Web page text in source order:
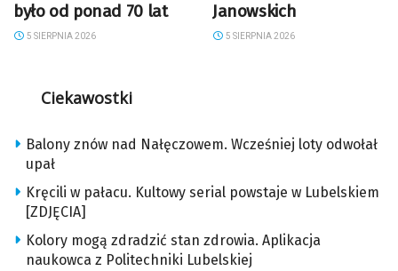
było od ponad 70 lat
5 SIERPNIA 2026
Janowskich
5 SIERPNIA 2026
Ciekawostki
Balony znów nad Nałęczowem. Wcześniej loty odwołał
upał
Kręcili w pałacu. Kultowy serial powstaje w Lubelskiem
[ZDJĘCIA]
Kolory mogą zdradzić stan zdrowia. Aplikacja
naukowca z Politechniki Lubelskiej